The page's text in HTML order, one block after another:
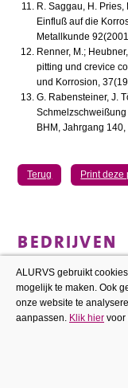
R. Saggau, H.
Einfluß auf die
Metallkunde
Renner, M.;
pitting und crevice
und Korrosion,
G. Rabensteiner, J.
BHM, Jahrgang
Terug Print deze
BEDRIJVEN
Air Products Nederland
Bactoforce
Beitserij Midden
ALURVS gebruikt
mogelijk te maken. Ook
onze website te
aanpassen. Klik hier voor